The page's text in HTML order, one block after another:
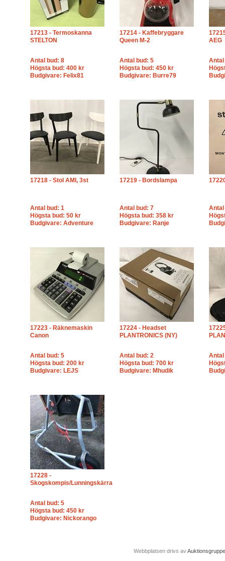
17213 - Termoskanna
STELTON
Antal bud: 8
Högsta bud: 400 kr
Budgivare: Felix81
17214 - Kaffebryggare
Queen M-2
Antal bud: 5
Högsta bud: 450 kr
Budgivare: Burre79
AEG
Antal
17218 - Stol AMI, 3st
Antal bud: 1
Högsta bud: 50 kr
Budgivare: Adventure
17219 - Bordslampa
Antal bud: 7
Högsta bud: 358 kr
Budgivare: Ranje
Antal
17223 - Räknemaskin
Canon
Antal bud: 5
Högsta bud: 200 kr
Budgivare: LEJS
17224 - Headset
PLANTRONICS (NY)
Antal bud: 2
Högsta bud: 700 kr
Budgivare: Mhudik
Antal
17228 -
Skogskompis/Lunningskärra
Antal bud: 5
Högsta bud: 450 kr
Budgivare: Nickorango
Webbplatsen drivs av